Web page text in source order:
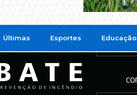
Últimas Esportes Educação